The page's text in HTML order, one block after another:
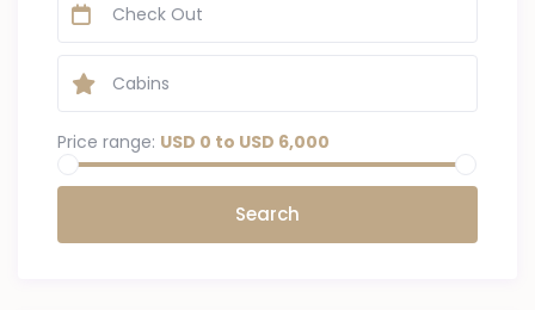
Price range: USD 0 to USD 6,000